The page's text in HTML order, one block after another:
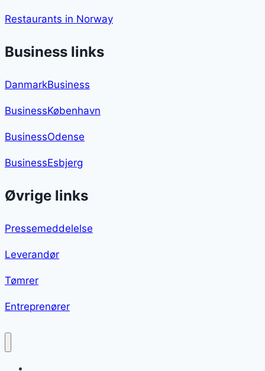
Restaurants in Norway
Business links
DanmarkBusiness
BusinessKøbenhavn
BusinessOdense
BusinessEsbjerg
Øvrige links
Pressemeddelelse
Leverandør
Tømrer
Entreprenører